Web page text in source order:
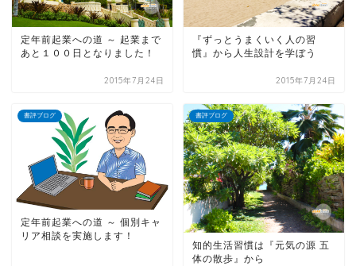
定年前起業への道 ～ 起業まで
あと１００日となりました！
2015年7月24日
『ずっとうまくいく人の習
慣』から人生設計を学ぼう
2015年7月24日
書評ブログ
定年前起業への道 ～ 個別キャ
リア相談を実施します！
書評ブログ
知的生活習慣は『元気の源 五
体の散歩』から